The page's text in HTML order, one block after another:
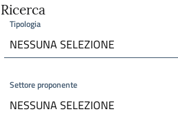
Ricerca
Tipologia
NESSUNA SELEZIONE
Settore proponente
NESSUNA SELEZIONE